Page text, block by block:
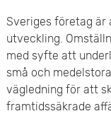
u
d
Sveriges företag är
utveckling.
med syfte att
små och
vägledning för att
framtidssäkrade